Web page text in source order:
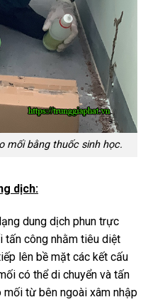
mối bằng thuốc sinh học.
dịch:
dung dịch phun trực
công nhằm tiêu diệt
lên bề mặt các kết cấu
có thể di chuyển và tấn
mối từ bên ngoài xâm nhập